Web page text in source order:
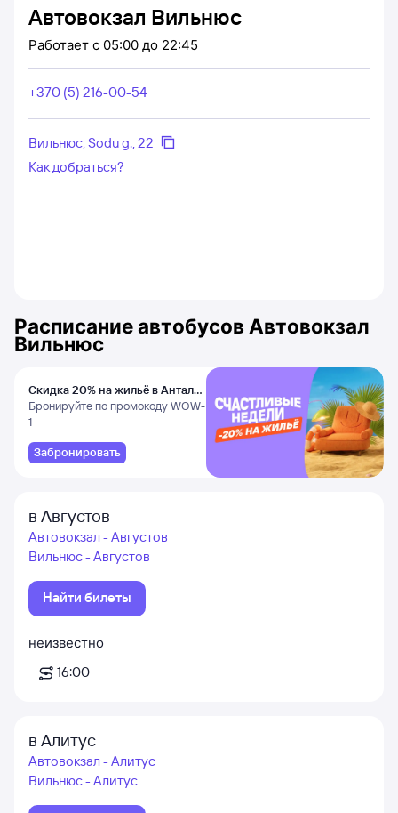
Автовокзал Вильнюс
Работает с 05:00 до 22:45
+370 (5) 216-00-54
Вильнюс, Sodu g., 22
Как добраться?
Расписание автобусов Автовокзал
Вильнюс
Скидка 20% на жильё в Анталье
и Даламане
Бронируйте по промокоду WOW-
1
Забронировать
в Августов
Автовокзал - Августов
Вильнюс - Августов
Найти билеты
неизвестно
16:00
в Алитус
Автовокзал - Алитус
Вильнюс - Алитус